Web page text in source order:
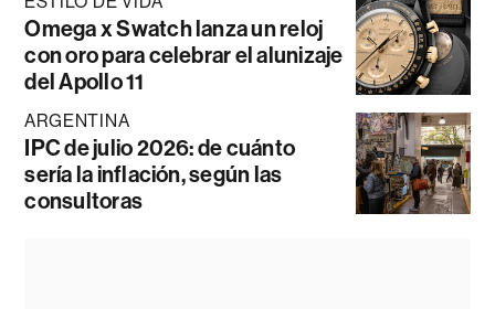
Omega x Swatch lanza un reloj
con oro para celebrar el alunizaje
del Apollo 11
ARGENTINA
IPC de julio 2026: de cuánto
sería la inflación, según las
consultoras